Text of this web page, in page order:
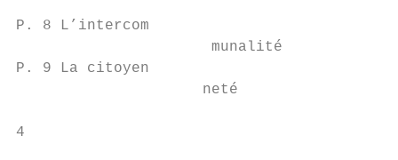
P. 8 L’intercom
                      munalité
P. 9 La citoyen
                     neté
4